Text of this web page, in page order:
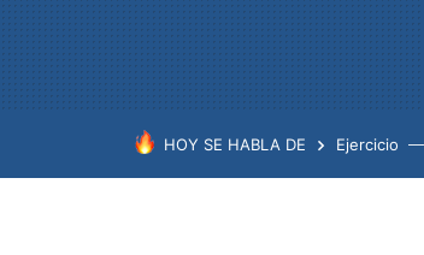
HOY SE HABLA DE Ejercicio